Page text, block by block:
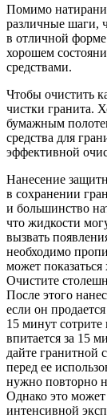
Помимо
различные шаги,
в отличной
хорошем
средствами.
Чтобы очистить
чистки гранита.
бумажным
средства для
эффективной
Нанесение
в сохранении
и большинство
что жидкости
вызвать
необходимо
может
Очистите
После этого
если он
15 минут
впитается за 15
дайте гранитной
перед ее
нужно повторно
Однако это может
интенсивной